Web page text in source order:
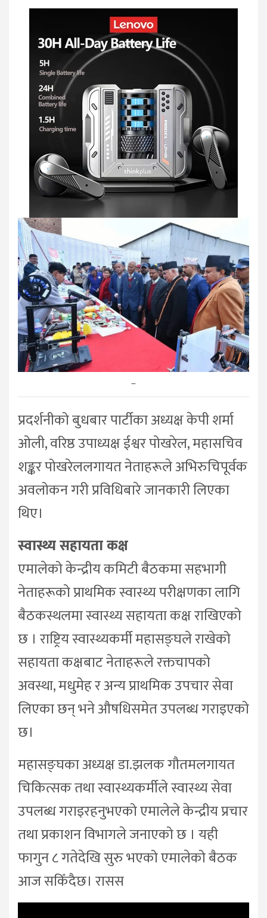
–
प्रदर्शनीको बुधबार पार्टीका अध्यक्ष केपी शर्मा
ओली, वरिष्ठ उपाध्यक्ष ईश्वर पोखरेल, महासचिव
शङ्कर पोखरेललगायत नेताहरूले अभिरुचिपूर्वक
अवलोकन गरी प्रविधिबारे जानकारी लिएका
थिए।
स्वास्थ्य सहायता कक्ष
एमालेको केन्द्रीय कमिटी बैठकमा सहभागी
नेताहरूको प्राथमिक स्वास्थ्य परीक्षणका लागि
बैठकस्थलमा स्वास्थ्य सहायता कक्ष राखिएको
छ । राष्ट्रिय स्वास्थ्यकर्मी महासङ्घले राखेको
सहायता कक्षबाट नेताहरूले रक्तचापको
अवस्था, मधुमेह र अन्य प्राथमिक उपचार सेवा
लिएका छन् भने औषधिसमेत उपलब्ध गराइएको
छ।
महासङ्घका अध्यक्ष डा.झलक गौतमलगायत
चिकित्सक तथा स्वास्थ्यकर्मीले स्वास्थ्य सेवा
उपलब्ध गराइरहनुभएको एमालेले केन्द्रीय प्रचार
तथा प्रकाशन विभागले जनाएको छ । यही
फागुन ८ गतेदेखि सुरु भएको एमालेको बैठक
आज सकिँदैछ। रासस